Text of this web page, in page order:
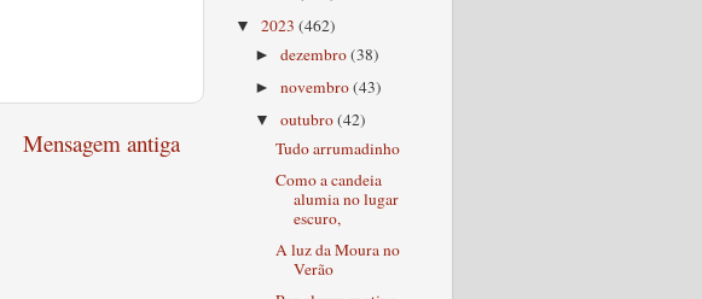
Mensagem antiga
▼ 2023 (462)
►dezembro(38)
►novembro(43)
▼outubro(42)
Tudo arrumadinho
Como a candeia
alumia no lugar
escuro,
A luz da Moura no
Verão